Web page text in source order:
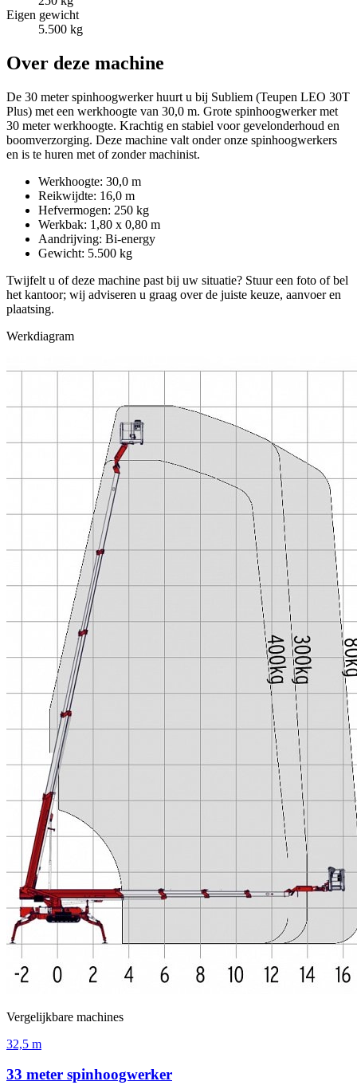
Eigen gewicht
5.500 kg
Over deze machine
De 30 meter spinhoogwerker huurt u bij Subliem (Teupen LEO 30T
Plus) met een werkhoogte van 30,0 m. Grote spinhoogwerker met
30 meter werkhoogte. Krachtig en stabiel voor gevelonderhoud en
boomverzorging. Deze machine valt onder onze spinhoogwerkers
en is te huren met of zonder machinist.
Werkhoogte: 30,0 m
Reikwijdte: 16,0 m
Hefvermogen: 250 kg
Werkbak: 1,80 x 0,80 m
Aandrijving: Bi-energy
Gewicht: 5.500 kg
Twijfelt u of deze machine past bij uw situatie? Stuur een foto of bel
het kantoor; wij adviseren u graag over de juiste keuze, aanvoer en
plaatsing.
Werkdiagram
Vergelijkbare machines
32,5 m
33 meter spinhoogwerker